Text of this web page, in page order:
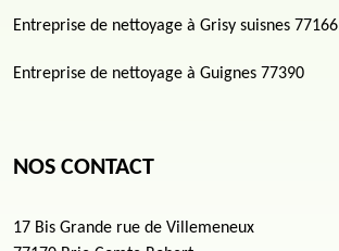
Entreprise de nettoyage à Grisy suisnes 77166
Entreprise de nettoyage à Guignes 77390
NOS CONTACT
17 Bis Grande rue de Villemeneux